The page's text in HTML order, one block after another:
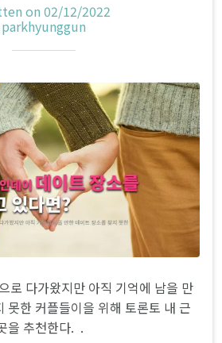
on 02/12/2022
parkhyunggun
로 다가왔지만 아직 기억에 남을 만
못한 커플들이을 위해 토론토 내 근
을 추천한다. .